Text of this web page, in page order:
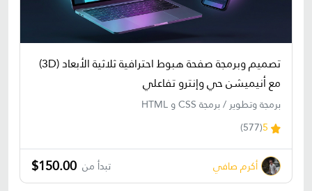
تصميم وبرمجة صفحة هبوط احترافية ثلاثية الأبعاد (3D)
مع أنيميشن حي وإنترو تفاعلي
برمجة وتطوير / برمجة CSS و HTML
5
(577)
أكرم صافي تبدأ من $150.00